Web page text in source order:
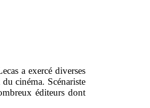
a exercé diverses
cinéma. Scénariste
éditeurs dont